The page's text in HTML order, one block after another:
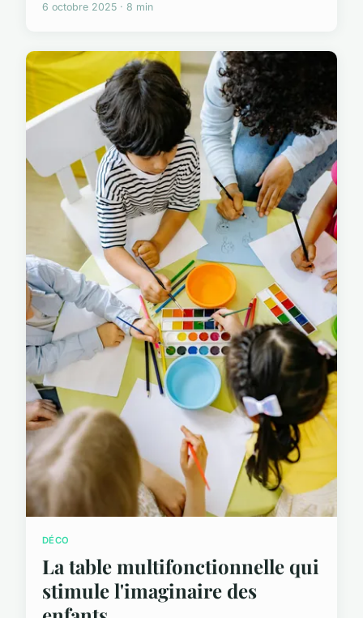
6 octobre 2025 · 8 min
DÉCO
La table multifonctionnelle qui
stimule l'imaginaire des